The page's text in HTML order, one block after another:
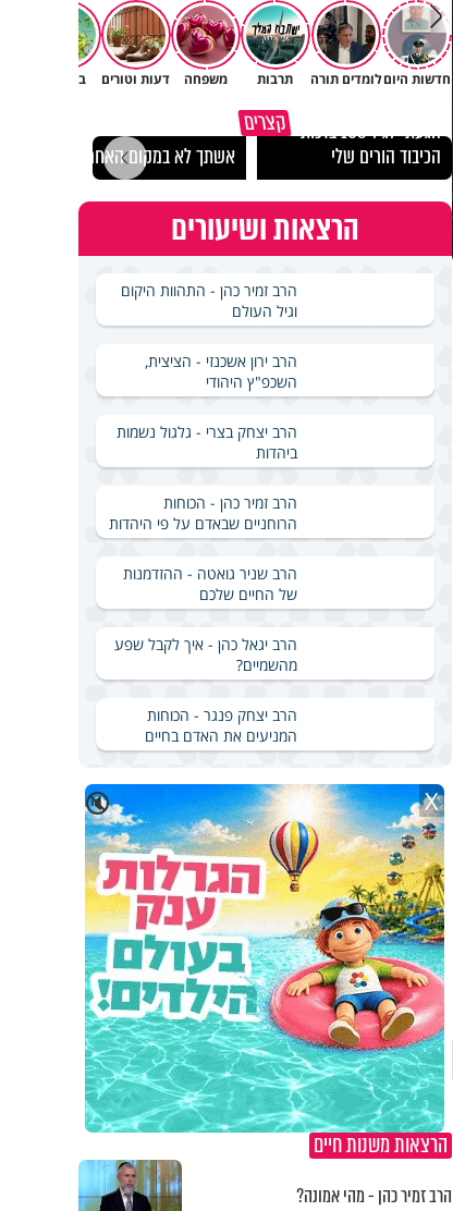
חדשות היוםלומדים תורה תרבות משפחה דעות וטורים בריאות
קצרים הגעתי לגיל 108 בזכות
הכיבוד הורים שלי
אשתך לא במקום האחרון
הרצאות ושיעורים
הרב זמיר כהן - התהוות היקום
וגיל העולם
הרב ירון אשכנזי - הציצית,
השכפ"ץ היהודי
הרב יצחק בצרי - גלגול נשמות
ביהדות
הרב זמיר כהן - הכוחות
הרוחניים שבאדם על פי היהדות
הרב שניר גואטה - ההזדמנות
של החיים שלכם
הרב יגאל כהן - איך לקבל שפע
מהשמיים?
הרב יצחק פנגר - הכוחות
המניעים את האדם בחיים
🔇 X
הרצאות משנות חיים
הרב זמיר כהן - מהי אמונה?